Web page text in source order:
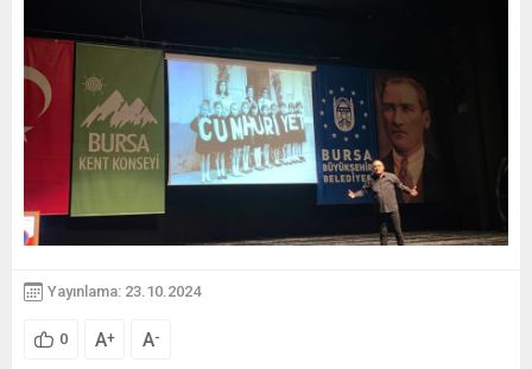
Yayınlama: 23.10.2024
0 A+ A-